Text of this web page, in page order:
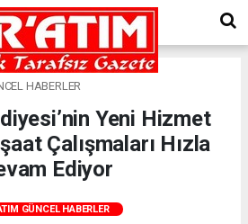
HABERLER
Yeni Hizmet
Çalışmaları Hızla
Ediyor
GÜNCEL HABERLER